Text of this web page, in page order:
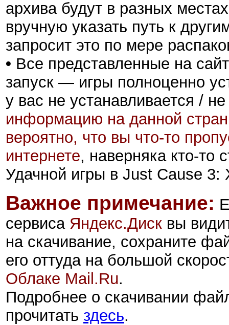
архива будут в разных
вручную указать путь к
запросит это по мере
• Все представленные на
запуск — игры полноценно
у вас не устанавливается /
информацию на данной
вероятно, что вы что-то
интернете, наверняка кто-то
Удачной игры в Just Cause 3:
Важное примечание:
сервиса Яндекс.Диск вы
на скачивание, сохраните
его оттуда на большой
Облаке Mail.Ru.
Подробнее о скачивании
прочитать здесь.